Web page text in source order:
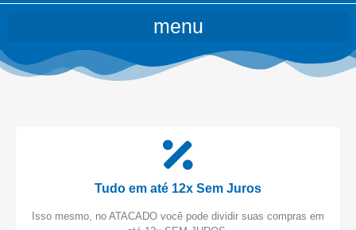
Tudo em até 12x Sem Juros
Isso mesmo, no ATACADO você pode dividir suas compras em